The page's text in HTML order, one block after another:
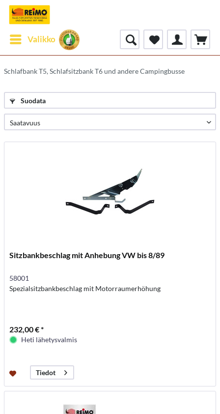
Valikko
Schlafbank T5, Schlafsitzbank T6 und andere Campingbusse
Suodata
Sitzbankbeschlag mit Anhebung VW bis 8/89
58001
Spezialsitzbankbeschlag mit Motorraumerhöhung
232,00 € *
Heti lähetysvalmis
Tiedot